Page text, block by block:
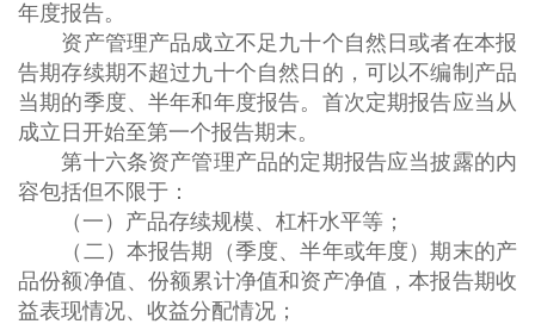
年度报告。
资产管理产品成立不足九十个自然日或者在本报
告期存续期不超过九十个自然日的，可以不编制产品
当期的季度、半年和年度报告。首次定期报告应当从
成立日开始至第一个报告期末。
第十六条资产管理产品的定期报告应当披露的内
容包括但不限于：
（一）产品存续规模、杠杆水平等；
（二）本报告期（季度、半年或年度）期末的产
品份额净值、份额累计净值和资产净值，本报告期收
益表现情况、收益分配情况；